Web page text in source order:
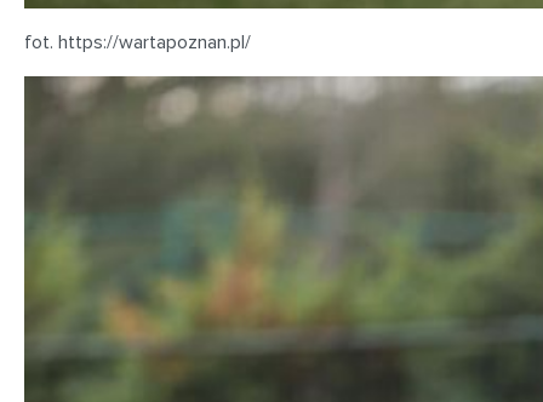
fot. https://wartapoznan.pl/